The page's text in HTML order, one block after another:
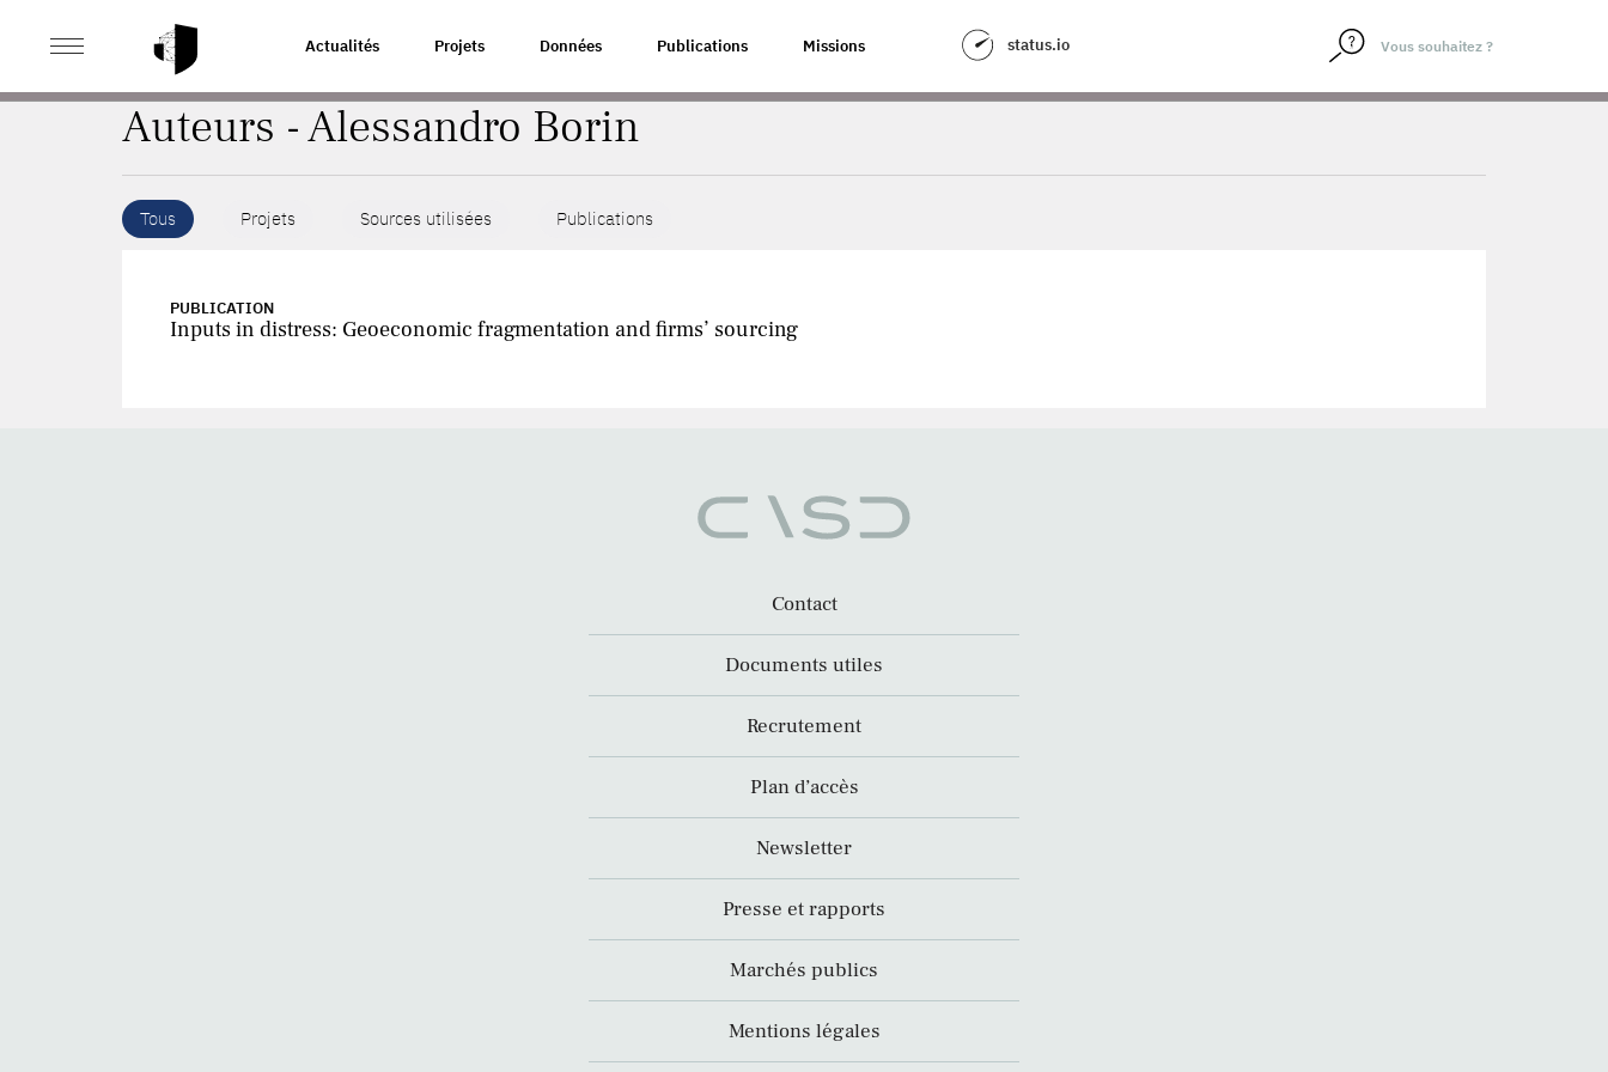
Actualités Projets Données Publications Missions status.io
ACCUEIL
Auteurs - Alessandro Borin
Tous Projets Sources utilisées Publications
PUBLICATION
Inputs in distress: Geoeconomic fragmentation and firms’ sourcing
Contact
Documents utiles
Recrutement
Plan d’accès
Newsletter
Presse et rapports
Marchés publics
Mentions légales